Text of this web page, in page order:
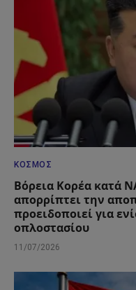
ΚΌΣΜΟΣ
Βόρεια Κορέα κατά
απορρίπτει την
προειδοποιεί για
οπλοστασίου
11/07/2026